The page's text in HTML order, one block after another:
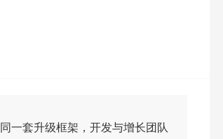
一套升级框架，开发与增长团队